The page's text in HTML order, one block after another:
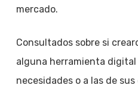
mercado.
Consultados sobre si
alguna herramienta
necesidades o a las de